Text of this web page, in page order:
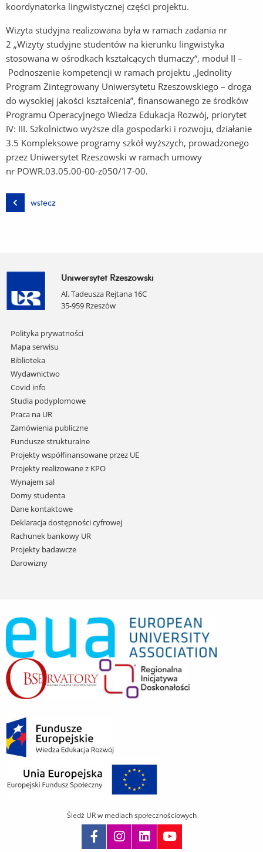
koordynatorka lingwistycznej części projektu.
Wizyta studyjna realizowana była w ramach zadania nr
2 „Wizyty studyjne studentów na kierunku lingwistyka
stosowana w ośrodkach kształcących tłumaczy“, moduł II –
Podnoszenie kompetencji w ramach projektu „Jednolity
Program Zintegrowany Uniwersytetu Rzeszowskiego – droga
do wysokiej jakości kształcenia”, finansowanego ze środków
Programu Operacyjnego Wiedza Edukacja Rozwój, priorytet
IV: III. Szkolnictwo wyższe dla gospodarki i rozwoju, działanie
3.5 Kompleksowe programy szkół wyższych, prowadzonego
przez Uniwersytet Rzeszowski w ramach umowy
nr POWR.03.05.00-00-z050/17-00.
wstecz
Uniwersytet Rzeszowski
Al. Tadeusza Rejtana 16C
35-959 Rzeszów
Pomiń
nawigację
i
przejdź
do
treści
Polityka prywatności
Mapa serwisu
Biblioteka
Wydawnictwo
Covid info
Studia podyplomowe
Praca na UR
Zamówienia publiczne
Fundusze strukturalne
Projekty współfinansowane przez UE
Projekty realizowane z KPO
Wynajem sal
Domy studenta
Dane kontaktowe
Deklaracja dostępności cyfrowej
Rachunek bankowy UR
Projekty badawcze
Darowizny
Śledź UR w mediach społecznościowych